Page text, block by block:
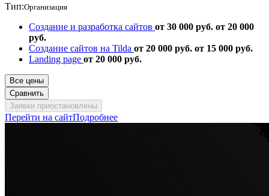
Тип:Организация
Создание и разработка сайтов от 30 000 руб. от 20 000
руб.
Создание сайтов на Tilda от 20 000 руб. от 15 000 руб.
Landing page от 20 000 руб.
Все цены
Сравнить
Заявки приостановлены
Перейти на сайтПодробнее